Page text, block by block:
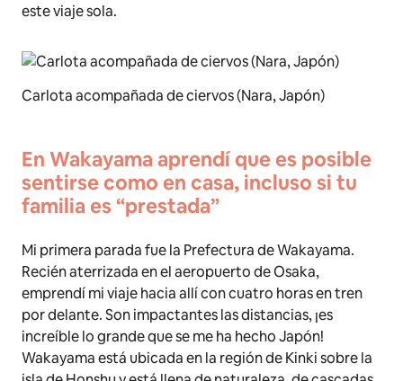
este viaje sola.
Carlota acompañada de ciervos (Nara, Japón)
En Wakayama aprendí que es posible
sentirse como en casa, incluso si tu
familia es “prestada”
Mi primera parada fue la Prefectura de Wakayama.
Recién aterrizada en el aeropuerto de Osaka,
emprendí mi viaje hacia allí con cuatro horas en tren
por delante. Son impactantes las distancias, ¡es
increíble lo grande que se me ha hecho Japón!
Wakayama está ubicada en la región de Kinki sobre la